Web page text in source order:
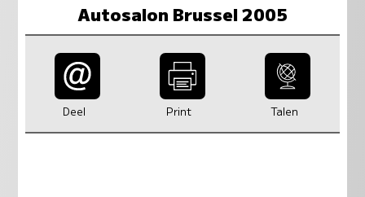
Autosalon Brussel 2005
Deel Print Talen